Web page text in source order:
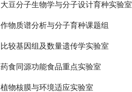
大豆分子生物学与分子设计育种实验室
作物质谱分析与分子育种课题组
比较基因组及数量遗传学实验室
药食同源功能食品重点实验室
植物核膜与环境适应实验室